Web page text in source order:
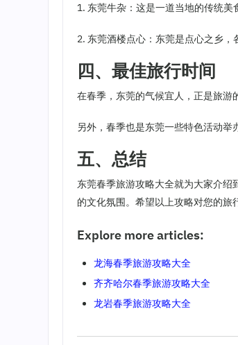
1. 东莞牛杂：这是一道当地的传统美
2. 东莞酒楼点心：东莞是点心之乡，
四、最佳旅行时间
在春季，东莞的气候宜人，正是旅游
另外，春季也是东莞一些特色活动举
五、总结
东莞春季旅游攻略大全就为大家介
的文化氛围。希望以上攻略对您的旅
Explore more articles:
龙海春季旅游攻略大全
齐齐哈尔春季旅游攻略大全
龙岩春季旅游攻略大全